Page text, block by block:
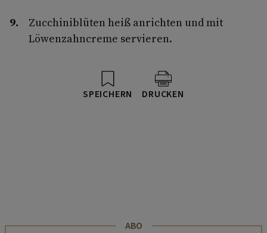
Zucchiniblüten heiß anrichten und mit
Löwenzahncreme servieren.
SPEICHERN DRUCKEN
ABO